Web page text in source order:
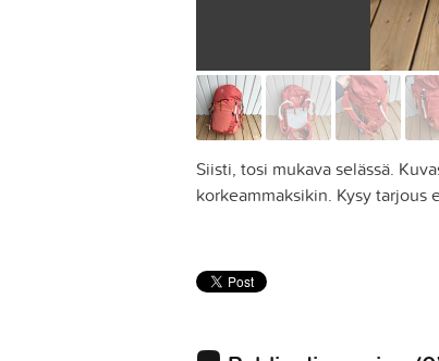
Siisti, tosi mukava selässä.
korkeammaksikin. Kysy tarjous